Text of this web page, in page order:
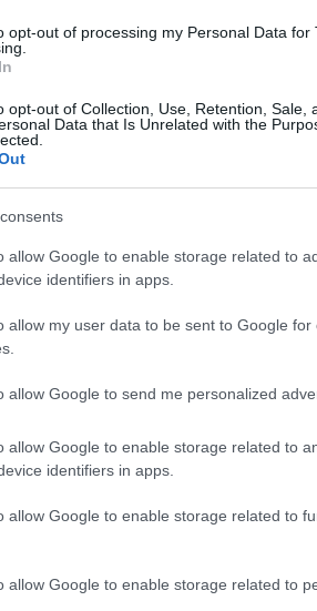
opt-out of processing my Personal Data for
opt-out of Collection, Use, Retention, Sale,
Data that Is Unrelated with the
allow Google to enable storage related to
identifiers in apps.
allow my user data to be sent to Google for
allow Google to send me personalized
allow Google to enable storage related to
identifiers in apps.
allow Google to enable storage related to
allow Google to enable storage related to
δεν θα πραγματοποιηθούν
θα γίνουν υπό την αυστηρή
Ελληνική Σημαία στις οικίες μας,
για αυτούς.
Τομεάρχη Τουρισμού ΣΥΡΙΖΑ
1940 :
1940 επιτάσσει στις σύγχρονες
και τις ακραίες πολιτικές που
το ανάστημά της και κοίταξε
της Μεγάλης Βρετανίας,
πολεμούν σαν ήρωες, από
χαραγμένη στην παγκόσμια
Ανεξαρτησία και Ελευθερία.
Ιταλίας για παράδοση της εθνικής
που καλούμαστε να βαδίσουμε,
του ναζισμού και του φασισμού
τα κοινωνικά της θεμέλια.
για τη λευτεριά και την πατρίδα